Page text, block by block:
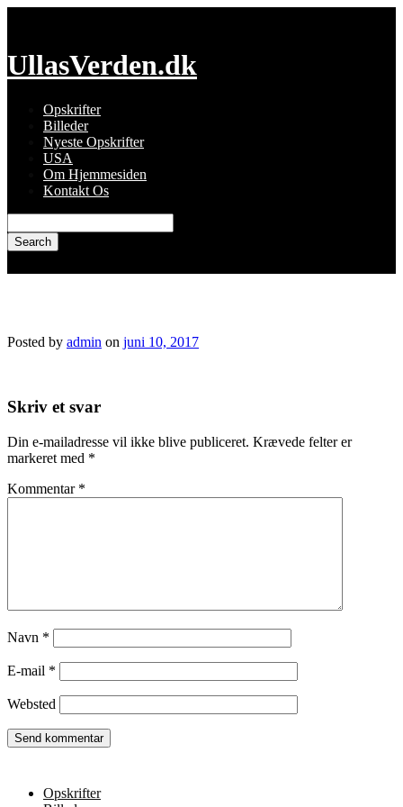
UllasVerden.dk
Opskrifter
Billeder
Nyeste Opskrifter
USA
Om Hjemmesiden
Kontakt Os
for:
Posted by admin on juni 10, 2017
Skriv et svar
Din e-mailadresse vil ikke blive publiceret. Krævede felter er
markeret med *
Kommentar *
Navn *
E-mail *
Websted
Opskrifter